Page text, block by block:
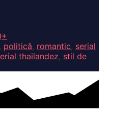
, politică, romantic, serial
thailandez, stil de